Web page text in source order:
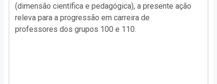
(dimensão científica e pedagógica), a presente ação
releva para a progressão em carreira de
professores dos grupos 100 e 110.